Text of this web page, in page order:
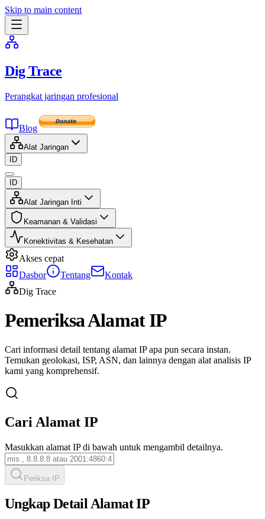
Skip to main content
Dig Trace
Perangkat jaringan profesional
Blog
Alat Jaringan
ID
ID
Alat Jaringan Inti
Keamanan & Validasi
Konektivitas & Kesehatan
Akses cepat
Dasbor
Tentang
Kontak
Dig Trace
Pemeriksa Alamat IP
Cari informasi detail tentang alamat IP apa pun secara instan.
Temukan geolokasi, ISP, ASN, dan lainnya dengan alat analisis IP
kami yang komprehensif.
Cari Alamat IP
Masukkan alamat IP di bawah untuk mengambil detailnya.
Periksa IP
Ungkap Detail Alamat IP